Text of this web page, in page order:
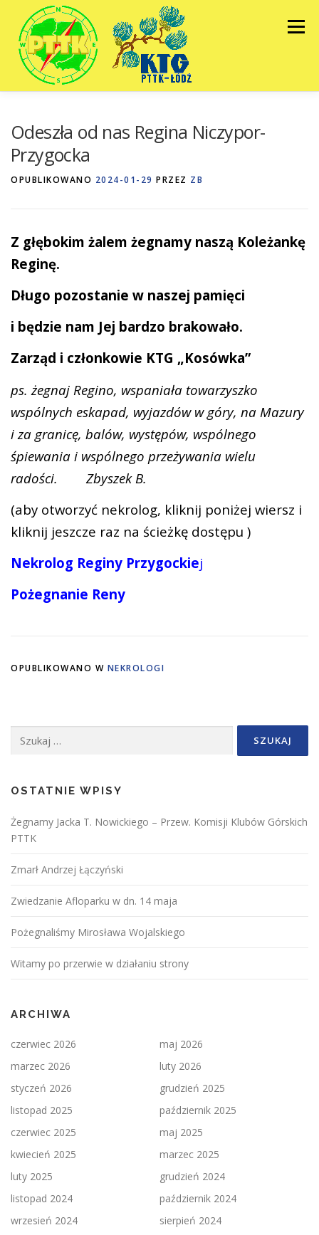
treści
Menu
Odeszła od nas Regina Niczypor-
Przygocka
OPUBLIKOWANO 2024-01-29 PRZEZ ZB
Z głębokim żalem żegnamy naszą Koleżankę
Reginę.
Długo pozostanie w naszej pamięci
i będzie nam Jej bardzo brakowało.
Zarząd i członkowie KTG „Kosówka”
ps. żegnaj Regino, wspaniała towarzyszko
wspólnych eskapad, wyjazdów w góry, na Mazury
i za granicę, balów, występów, wspólnego
śpiewania i wspólnego przeżywania wielu
radości. Zbyszek B.
(aby otworzyć nekrolog, kliknij poniżej wiersz i
kliknij jeszcze raz na ścieżkę dostępu )
Nekrolog Reginy Przygockiej
Pożegnanie Reny
OPUBLIKOWANO W NEKROLOGI
OSTATNIE WPISY
Żegnamy Jacka T. Nowickiego – Przew. Komisji Klubów Górskich
PTTK
Zmarł Andrzej Łączyński
Zwiedzanie Afloparku w dn. 14 maja
Pożegnaliśmy Mirosława Wojalskiego
Witamy po przerwie w działaniu strony
ARCHIWA
czerwiec 2026
maj 2026
marzec 2026
luty 2026
styczeń 2026
grudzień 2025
listopad 2025
październik 2025
czerwiec 2025
maj 2025
kwiecień 2025
marzec 2025
luty 2025
grudzień 2024
listopad 2024
październik 2024
wrzesień 2024
sierpień 2024